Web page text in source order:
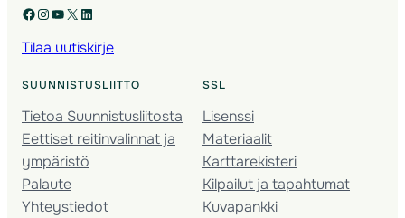
Facebook Instagram YouTube X LinkedIn
Tilaa uutiskirje
SUUNNISTUSLIITTO
Tietoa Suunnistusliitosta
Eettiset reitinvalinnat ja
ympäristö
Palaute
Yhteystiedot
SSL
Lisenssi
Materiaalit
Karttarekisteri
Kilpailut ja tapahtumat
Kuvapankki